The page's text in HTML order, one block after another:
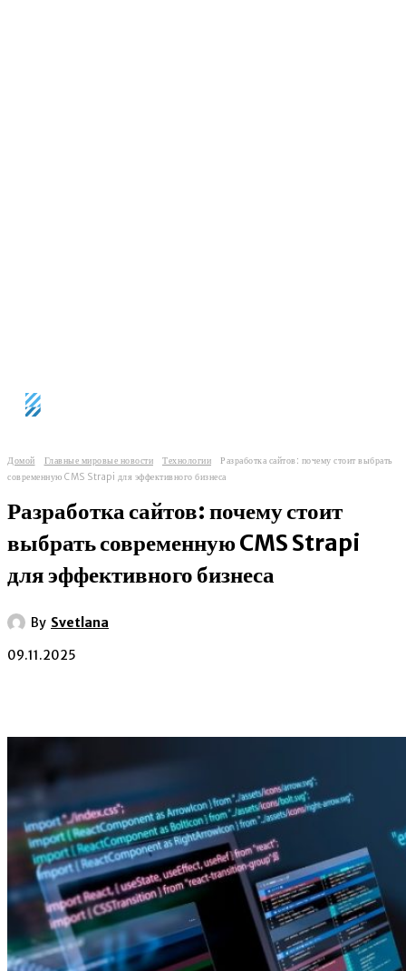
Домой Главные мировые новости Технологии
Разработка сайтов: почему стоит выбрать
современную CMS Strapi для эффективного бизнеса
Разработка сайтов: почему стоит
выбрать современную CMS Strapi
для эффективного бизнеса
By Svetlana
09.11.2025